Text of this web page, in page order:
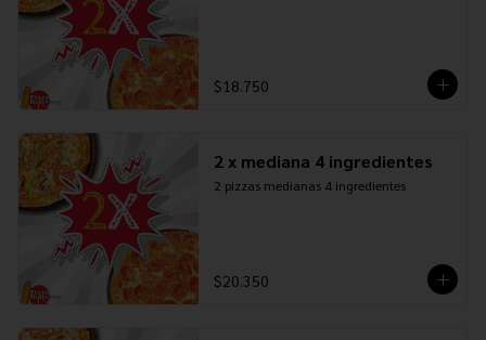
$18.750
2 x mediana 4 ingredientes
2 pizzas medianas 4 ingredientes
$20.350